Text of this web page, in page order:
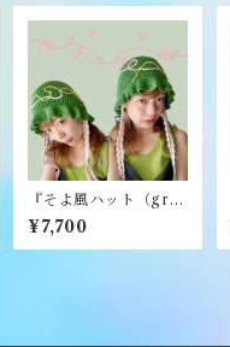
『そよ風ハット（gre
en）』《merry yar
n》
¥7,700